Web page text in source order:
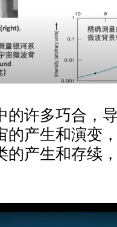
的许多巧合，
的产生和演变
的产生和存续